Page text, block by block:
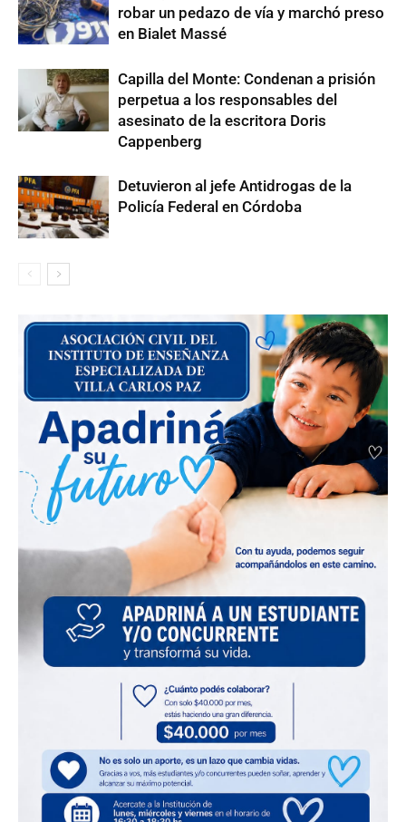
robar un pedazo de vía y marchó preso
en Bialet Massé
Capilla del Monte: Condenan a prisión
perpetua a los responsables del
asesinato de la escritora Doris
Cappenberg
Detuvieron al jefe Antidrogas de la
Policía Federal en Córdoba